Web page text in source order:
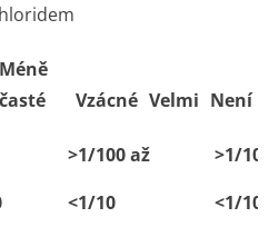
Méně
časté
Vzácné Velmi Není
>1/100 až
<1/10
>1/
<1/